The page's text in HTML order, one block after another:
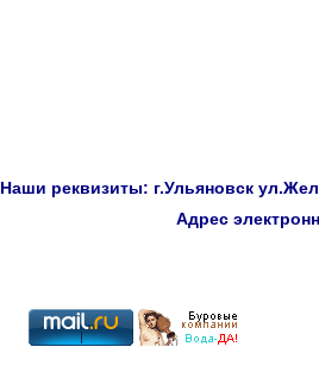
Наши реквизиты: г.Ульяновск
Адрес